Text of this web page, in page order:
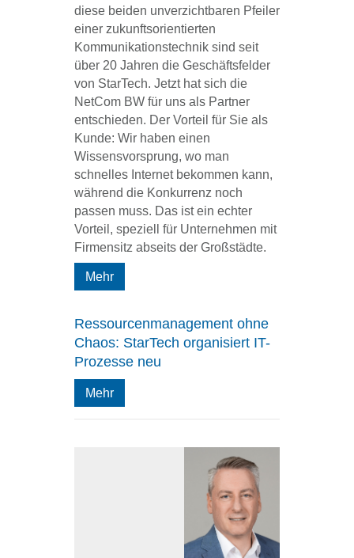
diese beiden unverzichtbaren Pfeiler
einer zukunftsorientierten
Kommunikationstechnik sind seit
über 20 Jahren die Geschäftsfelder
von StarTech. Jetzt hat sich die
NetCom BW für uns als Partner
entschieden. Der Vorteil für Sie als
Kunde: Wir haben einen
Wissensvorsprung, wo man
schnelles Internet bekommen kann,
während die Konkurrenz noch
passen muss. Das ist ein echter
Vorteil, speziell für Unternehmen mit
Firmensitz abseits der Großstädte.
Mehr
Ressourcenmanagement ohne
Chaos: StarTech organisiert IT-
Prozesse neu
Mehr